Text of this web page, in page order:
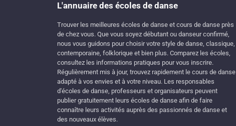
L'annuaire des écoles de danse
Trouver les meilleures écoles de danse et cours de danse près
de chez vous. Que vous soyez débutant ou danseur confirmé,
nous vous guidons pour choisir votre style de danse, classique,
contemporaine, folklorique et bien plus. Comparez les écoles,
consultez les informations pratiques pour vous inscrire.
Régulièrement mis à jour, trouvez rapidement le cours de danse
adapté à vos envies et à votre niveau. Les responsables
d'écoles de danse, professeurs et organisateurs peuvent
publier gratuitement leurs écoles de danse afin de faire
connaître leurs activités auprès des passionnés de danse et
des nouveaux élèves.